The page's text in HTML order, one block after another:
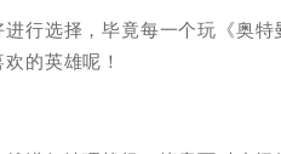
行选择，毕竟每一个玩《奥
的英雄呢！